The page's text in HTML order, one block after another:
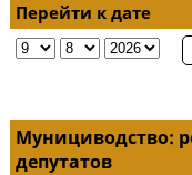
Перейти к дате
Мунициводство:
депутатов